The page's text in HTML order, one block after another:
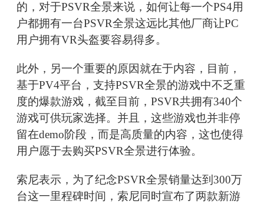
的，对于PSVR全景来说，如何让每一个PS4用
户都拥有一台PSVR全景这远比其他厂商让PC
用户拥有VR头盔要容易得多。
此外，另一个重要的原因就在于内容，目前，
基于PV4平台，支持PSVR全景的游戏中不乏重
度的爆款游戏，截至目前，PSVR共拥有340个
游戏可供玩家选择。并且，这些游戏也并非停
留在demo阶段，而是高质量的内容，这也使得
用户愿于去购买PSVR全景进行体验。
索尼表示，为了纪念PSVR全景销量达到300万
台这一里程碑时间，索尼同时宣布了两款新游